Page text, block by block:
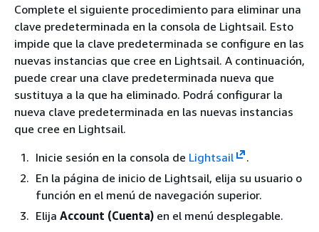
Complete el siguiente procedimiento para eliminar una
clave predeterminada en la consola de Lightsail. Esto
impide que la clave predeterminada se configure en las
nuevas instancias que cree en Lightsail. A continuación,
puede crear una clave predeterminada nueva que
sustituya a la que ha eliminado. Podrá configurar la
nueva clave predeterminada en las nuevas instancias
que cree en Lightsail.
Inicie sesión en la consola de Lightsail
.
En la página de inicio de Lightsail, elija su usuario o
función en el menú de navegación superior.
Elija Account (Cuenta) en el menú desplegable.